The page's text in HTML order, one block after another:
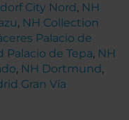
City Nord, NH
, NH Collection
Palacio de
Palacio de Tepa, NH
, NH Dortmund,
Gran Vía